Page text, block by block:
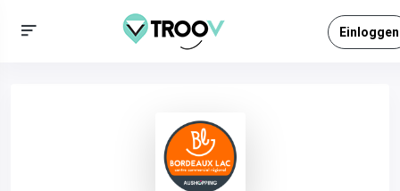
Einloggen